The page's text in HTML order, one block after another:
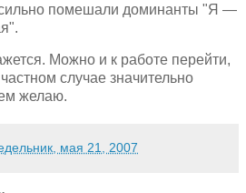
помешали доминанты "Я —
Можно и к работе перейти,
случае значительно
желаю.
мая 21, 2007